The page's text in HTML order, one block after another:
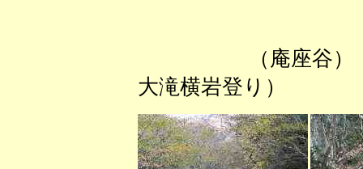
（庵座
大滝横岩登り）